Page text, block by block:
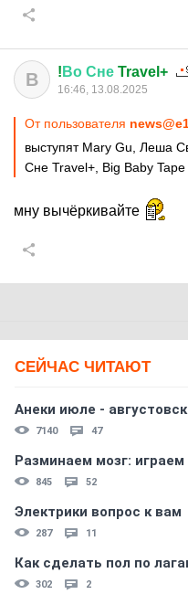
В ! Во Сне Travel+
16:46, 13.08.2025
От пользователя
выступят Mary Gu, Леша
Сне Travel+, Big Baby Tape
мну вычёркивайте
СЕЙЧАС ЧИТАЮТ
Анеки июле -
7140 47
Разминаем мозг:
845 52
Электрики вопрос к вам
287 11
Как сделать пол по
302 2